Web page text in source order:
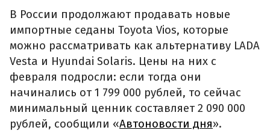
В России продолжают продавать новые
импортные седаны Toyota Vios, которые
можно рассматривать как альтернативу LADA
Vesta и Hyundai Solaris. Цены на них с
февраля подросли: если тогда они
начинались от 1 799 000 рублей, то сейчас
минимальный ценник составляет 2 090 000
рублей, сообщили «Автоновости дня».